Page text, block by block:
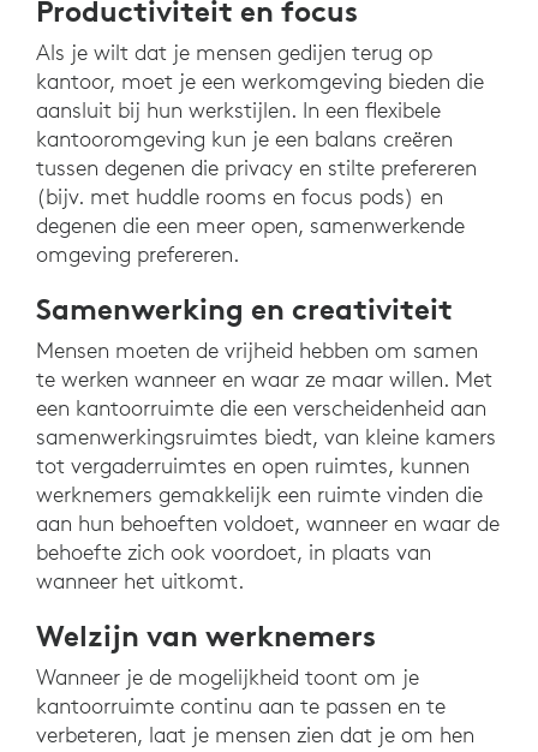
Productiviteit en focus
Als je wilt dat je mensen gedijen terug op
kantoor, moet je een werkomgeving bieden die
aansluit bij hun werkstijlen. In een flexibele
kantooromgeving kun je een balans creëren
tussen degenen die privacy en stilte prefereren
(bijv. met huddle rooms en focus pods) en
degenen die een meer open, samenwerkende
omgeving prefereren.
Samenwerking en creativiteit
Mensen moeten de vrijheid hebben om samen
te werken wanneer en waar ze maar willen. Met
een kantoorruimte die een verscheidenheid aan
samenwerkingsruimtes biedt, van kleine kamers
tot vergaderruimtes en open ruimtes, kunnen
werknemers gemakkelijk een ruimte vinden die
aan hun behoeften voldoet, wanneer en waar de
behoefte zich ook voordoet, in plaats van
wanneer het uitkomt.
Welzijn van werknemers
Wanneer je de mogelijkheid toont om je
kantoorruimte continu aan te passen en te
verbeteren, laat je mensen zien dat je om hen